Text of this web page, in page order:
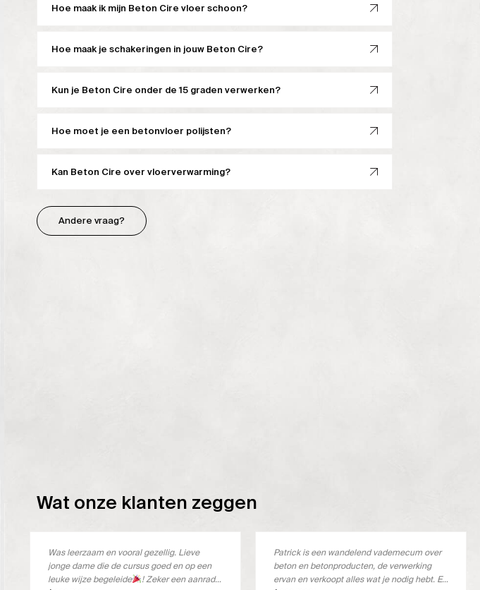
Hoe maak ik mijn Beton Cire vloer schoon?
Hoe maak je schakeringen in jouw Beton Cire?
Kun je Beton Cire onder de 15 graden verwerken?
Hoe moet je een betonvloer polijsten?
Kan Beton Cire over vloerverwarming?
Andere vraag?
Wat onze klanten zeggen
Was leerzaam en vooral gezellig. Lieve
jonge dame die de cursus goed en op een
leuke wijze begeleide
! Zeker een aanrader
Patrick is een wandelend vademecum over
beton en betonproducten, de verwerking
ervan en verkoopt alles wat je nodig hebt. En